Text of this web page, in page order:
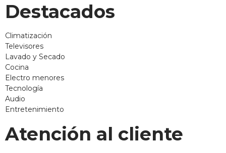
Destacados
Climatización
Televisores
Lavado y Secado
Cocina
Electro menores
Tecnología
Audio
Entretenimiento
Atención al cliente